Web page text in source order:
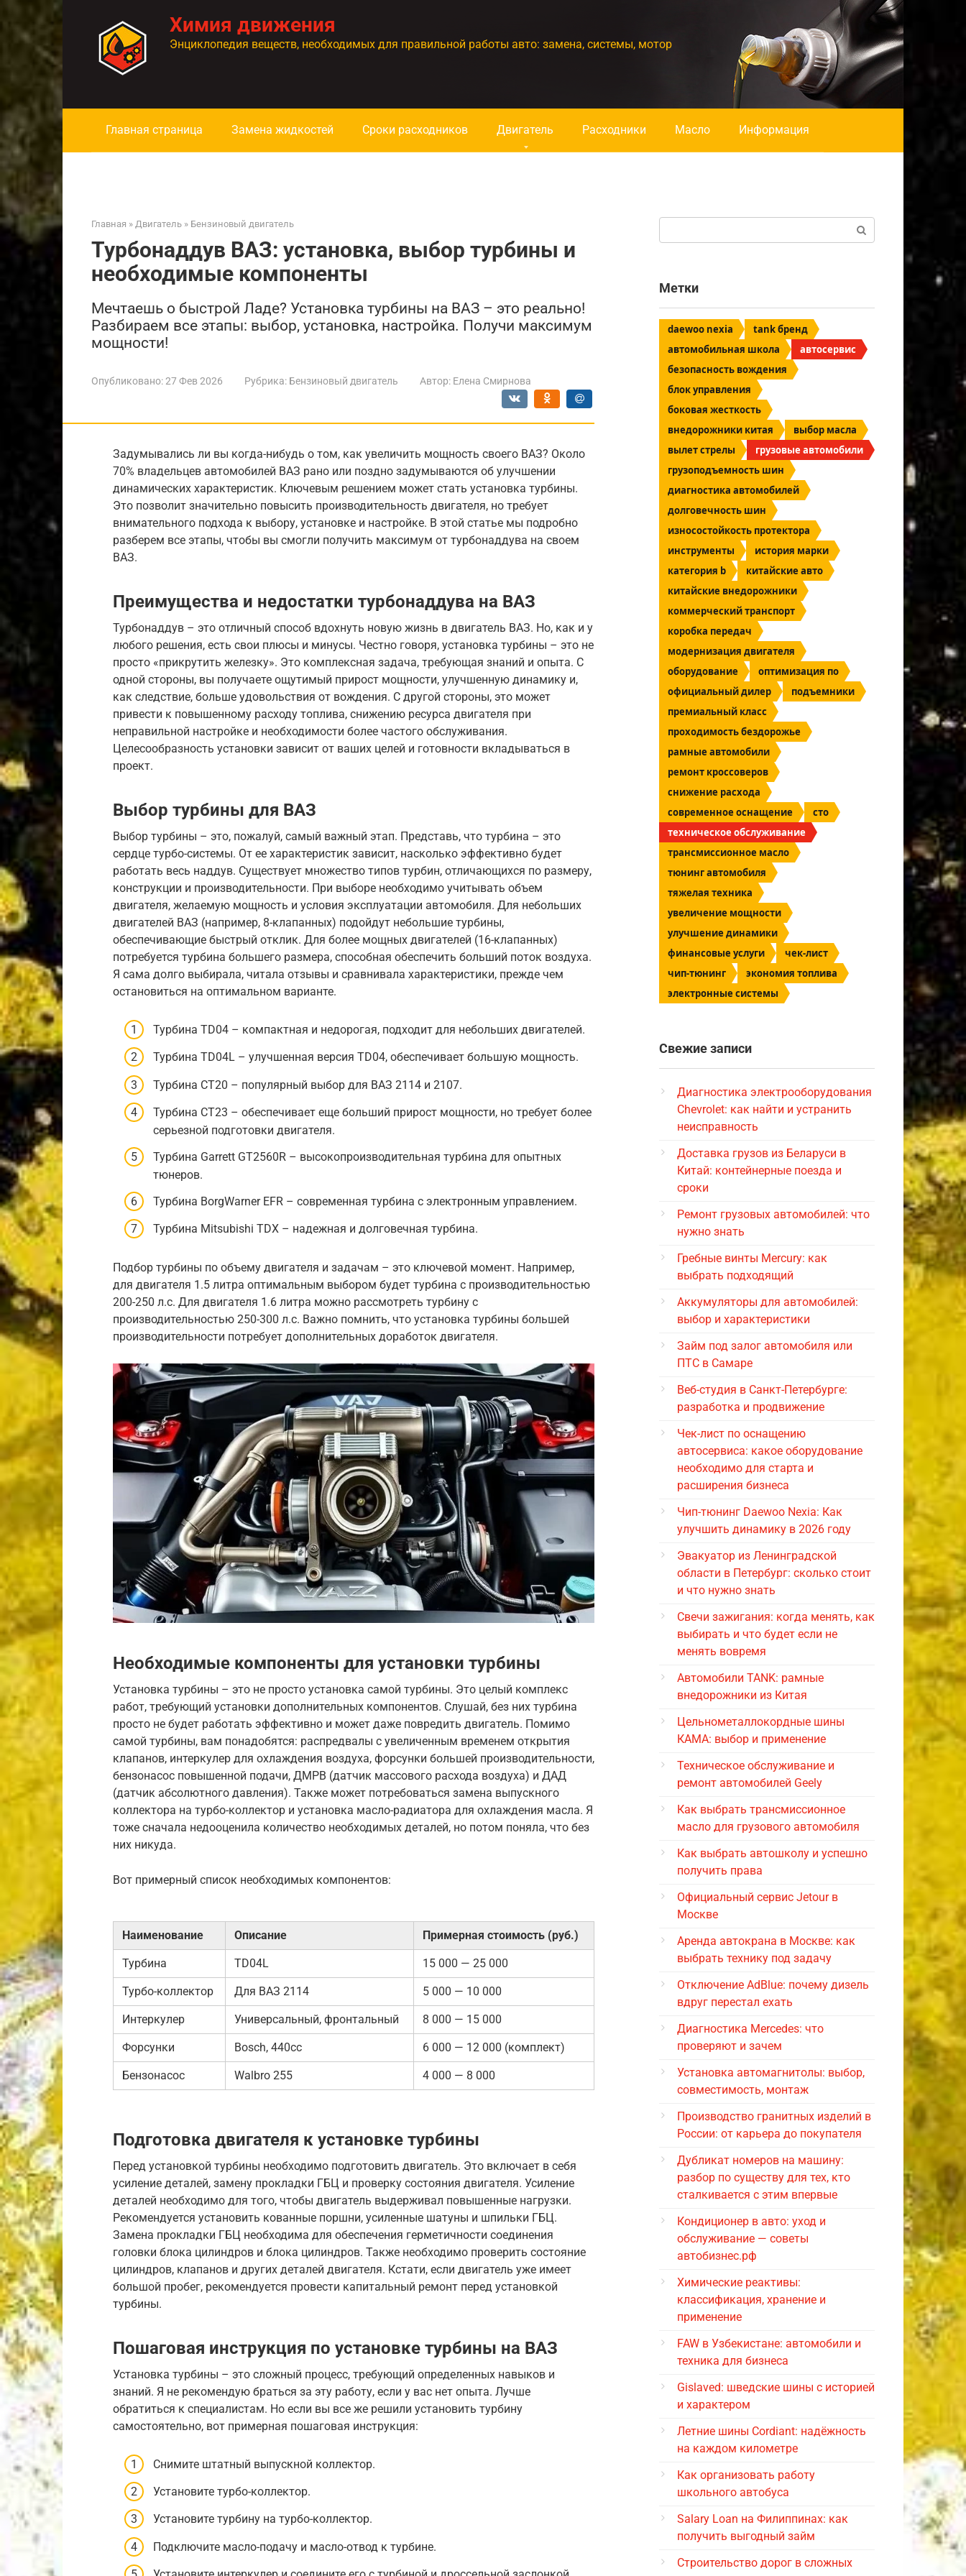
контенту
Химия движения
Энциклопедия веществ, необходимых для правильной работы авто: замена, системы, мотор
Главная страница Замена жидкостей Сроки расходников Двигатель Расходники Масло Информация
Главная » Двигатель » Бензиновый двигатель
Турбонаддув ВАЗ: установка, выбор турбины и
необходимые компоненты
Мечтаешь о быстрой Ладе? Установка турбины на ВАЗ – это реально!
Разбираем все этапы: выбор, установка, настройка. Получи максимум
мощности!
Опубликовано:27 Фев 2026 Рубрика: Бензиновый двигатель Автор: Елена Смирнова
Задумывались ли вы когда-нибудь о том, как увеличить мощность своего ВАЗ? Около
70% владельцев автомобилей ВАЗ рано или поздно задумываются об улучшении
динамических характеристик. Ключевым решением может стать установка турбины.
Это позволит значительно повысить производительность двигателя, но требует
внимательного подхода к выбору, установке и настройке. В этой статье мы подробно
разберем все этапы, чтобы вы смогли получить максимум от турбонаддува на своем
ВАЗ.
Преимущества и недостатки турбонаддува на ВАЗ
Турбонаддув – это отличный способ вдохнуть новую жизнь в двигатель ВАЗ. Но, как и у
любого решения, есть свои плюсы и минусы. Честно говоря, установка турбины – это не
просто «прикрутить железку». Это комплексная задача, требующая знаний и опыта. С
одной стороны, вы получаете ощутимый прирост мощности, улучшенную динамику и,
как следствие, больше удовольствия от вождения. С другой стороны, это может
привести к повышенному расходу топлива, снижению ресурса двигателя при
неправильной настройке и необходимости более частого обслуживания.
Целесообразность установки зависит от ваших целей и готовности вкладываться в
проект.
Выбор турбины для ВАЗ
Выбор турбины – это, пожалуй, самый важный этап. Представь, что турбина – это
сердце турбо-системы. От ее характеристик зависит, насколько эффективно будет
работать весь наддув. Существует множество типов турбин, отличающихся по размеру,
конструкции и производительности. При выборе необходимо учитывать объем
двигателя, желаемую мощность и условия эксплуатации автомобиля. Для небольших
двигателей ВАЗ (например, 8-клапанных) подойдут небольшие турбины,
обеспечивающие быстрый отклик. Для более мощных двигателей (16-клапанных)
потребуется турбина большего размера, способная обеспечить больший поток воздуха.
Я сама долго выбирала, читала отзывы и сравнивала характеристики, прежде чем
остановиться на оптимальном варианте.
Турбина TD04 – компактная и недорогая, подходит для небольших двигателей.
Турбина TD04L – улучшенная версия TD04, обеспечивает большую мощность.
Турбина CT20 – популярный выбор для ВАЗ 2114 и 2107.
Турбина CT23 – обеспечивает еще больший прирост мощности, но требует более
серьезной подготовки двигателя.
Турбина Garrett GT2560R – высокопроизводительная турбина для опытных
тюнеров.
Турбина BorgWarner EFR – современная турбина с электронным управлением.
Турбина Mitsubishi TDX – надежная и долговечная турбина.
Подбор турбины по объему двигателя и задачам – это ключевой момент. Например,
для двигателя 1.5 литра оптимальным выбором будет турбина с производительностью
200-250 л.с. Для двигателя 1.6 литра можно рассмотреть турбину с
производительностью 250-300 л.с. Важно помнить, что установка турбины большей
производительности потребует дополнительных доработок двигателя.
Необходимые компоненты для установки турбины
Установка турбины – это не просто установка самой турбины. Это целый комплекс
работ, требующий установки дополнительных компонентов. Слушай, без них турбина
просто не будет работать эффективно и может даже повредить двигатель. Помимо
самой турбины, вам понадобятся: распредвалы с увеличенным временем открытия
клапанов, интеркулер для охлаждения воздуха, форсунки большей производительности,
бензонасос повышенной подачи, ДМРВ (датчик массового расхода воздуха) и ДАД
(датчик абсолютного давления). Также может потребоваться замена выпускного
коллектора на турбо-коллектор и установка масло-радиатора для охлаждения масла. Я
тоже сначала недооценила количество необходимых деталей, но потом поняла, что без
них никуда.
Вот примерный список необходимых компонентов:
Наименование Описание Примерная стоимость (руб.)
Турбина TD04L 15 000 — 25 000
Турбо-коллектор Для ВАЗ 2114 5 000 — 10 000
Интеркулер Универсальный, фронтальный 8 000 — 15 000
Форсунки Bosch, 440cc 6 000 — 12 000 (комплект)
Бензонасос Walbro 255 4 000 — 8 000
Подготовка двигателя к установке турбины
Перед установкой турбины необходимо подготовить двигатель. Это включает в себя
усиление деталей, замену прокладки ГБЦ и проверку состояния двигателя. Усиление
деталей необходимо для того, чтобы двигатель выдерживал повышенные нагрузки.
Рекомендуется установить кованные поршни, усиленные шатуны и шпильки ГБЦ.
Замена прокладки ГБЦ необходима для обеспечения герметичности соединения
головки блока цилиндров и блока цилиндров. Также необходимо проверить состояние
цилиндров, клапанов и других деталей двигателя. Кстати, если двигатель уже имеет
большой пробег, рекомендуется провести капитальный ремонт перед установкой
турбины.
Пошаговая инструкция по установке турбины на ВАЗ
Установка турбины – это сложный процесс, требующий определенных навыков и
знаний. Я не рекомендую браться за эту работу, если у вас нет опыта. Лучше
обратиться к специалистам. Но если вы все же решили установить турбину
самостоятельно, вот примерная пошаговая инструкция:
Снимите штатный выпускной коллектор.
Установите турбо-коллектор.
Установите турбину на турбо-коллектор.
Подключите масло-подачу и масло-отвод к турбине.
Метки
daewoo nexia
tank бренд
автомобильная школа
автосервис
безопасность вождения
блок управления
боковая жесткость
внедорожники китая
выбор масла
вылет стрелы
грузовые автомобили
грузоподъемность шин
диагностика автомобилей
долговечность шин
износостойкость протектора
инструменты
история марки
категория b
китайские авто
китайские внедорожники
коммерческий транспорт
коробка передач
модернизация двигателя
оборудование
оптимизация по
официальный дилер
подъемники
премиальный класс
проходимость бездорожье
рамные автомобили
ремонт кроссоверов
снижение расхода
современное оснащение
сто
техническое обслуживание
трансмиссионное масло
тюнинг автомобиля
тяжелая техника
увеличение мощности
улучшение динамики
финансовые услуги
чек-лист
чип-тюнинг
экономия топлива
электронные системы
Свежие записи
Диагностика электрооборудования
Chevrolet: как найти и устранить
неисправность
Доставка грузов из Беларуси в
Китай: контейнерные поезда и
сроки
Ремонт грузовых автомобилей: что
нужно знать
Гребные винты Mercury: как
выбрать подходящий
Аккумуляторы для автомобилей:
выбор и характеристики
Займ под залог автомобиля или
ПТС в Самаре
Веб-студия в Санкт-Петербурге:
разработка и продвижение
Чек-лист по оснащению
автосервиса: какое оборудование
необходимо для старта и
расширения бизнеса
Чип-тюнинг Daewoo Nexia: Как
улучшить динамику в 2026 году
Эвакуатор из Ленинградской
области в Петербург: сколько стоит
и что нужно знать
Свечи зажигания: когда менять, как
выбирать и что будет если не
менять вовремя
Автомобили TANK: рамные
внедорожники из Китая
Цельнометаллокордные шины
КАМА: выбор и применение
Техническое обслуживание и
ремонт автомобилей Geely
Как выбрать трансмиссионное
масло для грузового автомобиля
Как выбрать автошколу и успешно
получить права
Официальный сервис Jetour в
Москве
Аренда автокрана в Москве: как
выбрать технику под задачу
Отключение AdBlue: почему дизель
вдруг перестал ехать
Диагностика Mercedes: что
проверяют и зачем
Установка автомагнитолы: выбор,
совместимость, монтаж
Производство гранитных изделий в
России: от карьера до покупателя
Дубликат номеров на машину:
разбор по существу для тех, кто
сталкивается с этим впервые
Кондиционер в авто: уход и
обслуживание — советы
автобизнес.рф
Химические реактивы:
классификация, хранение и
применение
FAW в Узбекистане: автомобили и
техника для бизнеса
Gislaved: шведские шины с историей
и характером
Летние шины Cordiant: надёжность
на каждом километре
Как организовать работу
школьного автобуса
Salary Loan на Филиппинах: как
получить выгодный займ
Строительство дорог в сложных